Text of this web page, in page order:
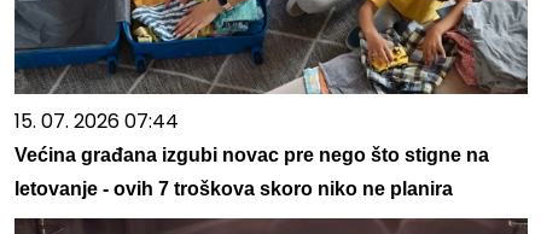
15. 07. 2026 07:44
Većina građana izgubi novac pre nego što stigne na
letovanje - ovih 7 troškova skoro niko ne planira